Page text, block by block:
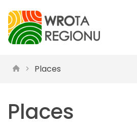
Places
Places